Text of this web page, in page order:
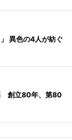
異色の4人が紡ぐ
創立80年、第80